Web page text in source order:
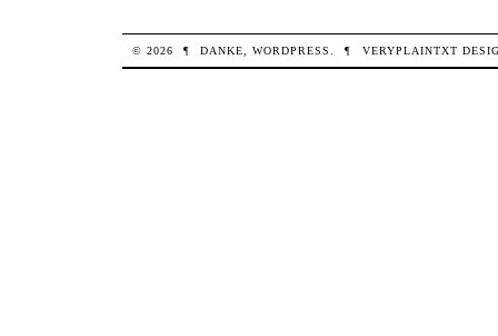
© 2026 ¶ DANKE,WORDPRESS ¶ VERYPLAINTXT